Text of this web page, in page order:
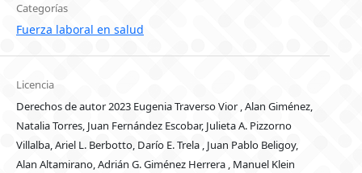
Categorías
Fuerza laboral en salud
Licencia
Derechos de autor 2023 Eugenia Traverso Vior , Alan Giménez,
Natalia Torres, Juan Fernández Escobar, Julieta A. Pizzorno
Villalba, Ariel L. Berbotto, Darío E. Trela , Juan Pablo Beligoy,
Alan Altamirano, Adrián G. Giménez Herrera , Manuel Klein